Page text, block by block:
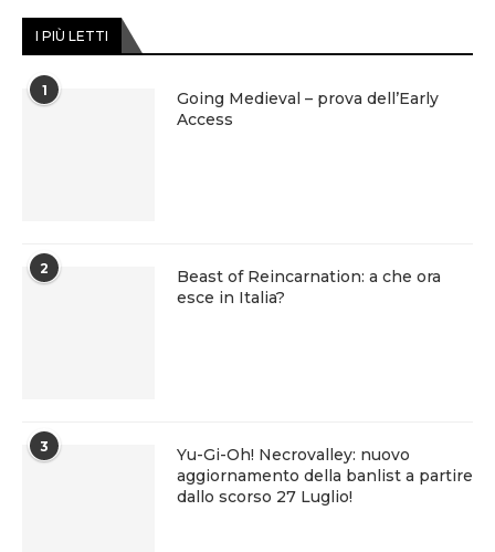
I PIÙ LETTI
1
Going Medieval – prova dell’Early
Access
2
Beast of Reincarnation: a che ora
esce in Italia?
3
Yu-Gi-Oh! Necrovalley: nuovo
aggiornamento della banlist a partire
dallo scorso 27 Luglio!